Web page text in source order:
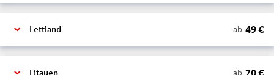
Lettland ab 49€
Litauen ab 70€